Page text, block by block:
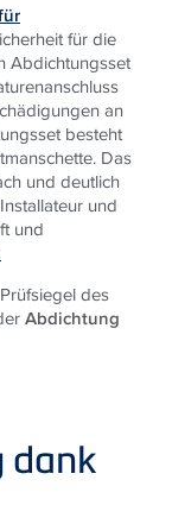
für die
Abdichtungsset
an
besteht
Das
und deutlich
und
und
des
Abdichtung
dank